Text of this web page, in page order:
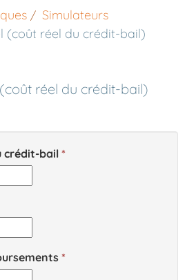
Simulateurs
(coût réel du crédit-bail)
réel du crédit-bail)
crédit-bail